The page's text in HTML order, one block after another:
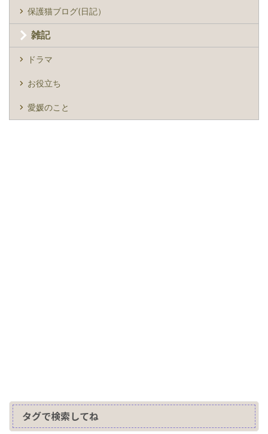
保護猫ブログ(日記）
雑記
ドラマ
お役立ち
愛媛のこと
タグで検索してね